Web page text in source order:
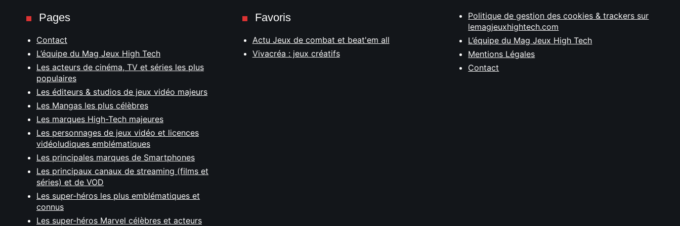
Pages
Contact
L’équipe du Mag Jeux High Tech
Les acteurs de cinéma, TV et séries les plus
populaires
Les éditeurs & studios de jeux vidéo majeurs
Les Mangas les plus célèbres
Les marques High-Tech majeures
Les personnages de jeux vidéo et licences
vidéoludiques emblématiques
Les principales marques de Smartphones
Les principaux canaux de streaming (films et
séries) et de VOD
Les super-héros les plus emblématiques et
connus
Les super-héros Marvel célèbres et acteurs
Favoris
Actu Jeux de combat et beat'em all
Vivacréa : jeux créatifs
Politique de gestion des cookies & trackers sur
lemagjeuxhightech.com
L’équipe du Mag Jeux High Tech
Mentions Légales
Contact